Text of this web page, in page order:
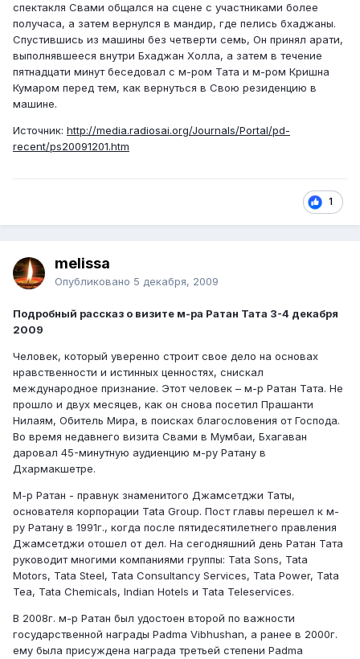
спектакля Свами общался на сцене с участниками более
получаса, а затем вернулся в мандир, где пелись бхаджаны.
Спустившись из машины без четверти семь, Он принял арати,
выполнявшееся внутри Бхаджан Холла, а затем в течение
пятнадцати минут беседовал с м-ром Тата и м-ром Кришна
Кумаром перед тем, как вернуться в Свою резиденцию в
машине.
Источник: http://media.radiosai.org/Journals/Portal/pd-
recent/ps20091201.htm
1
melissa
Опубликовано 5 декабря, 2009
Подробный рассказ о визите м-ра Ратан Тата 3-4 декабря
2009
Человек, который уверенно строит свое дело на основах
нравственности и истинных ценностях, снискал
международное признание. Этот человек – м-р Ратан Тата. Не
прошло и двух месяцев, как он снова посетил Прашанти
Нилаям, Обитель Мира, в поисках благословения от Господа.
Во время недавнего визита Свами в Мумбаи, Бхагаван
даровал 45-минутную аудиенцию м-ру Ратану в
Дхармакшетре.
М-р Ратан - правнук знаменитого Джамсетджи Таты,
основателя корпорации Tata Group. Пост главы перешел к м-
ру Ратану в 1991г., когда после пятидесятилетнего правления
Джамсетджи отошел от дел. На сегодняшний день Ратан Тата
руководит многими компаниями группы: Tata Sons, Tata
Motors, Tata Steel, Tata Consultancy Services, Tata Power, Tata
Tea, Tata Chemicals, Indian Hotels и Tata Teleservices.
В 2008г. м-р Ратан был удостоен второй по важности
государственной награды Padma Vibhushan, а ранее в 2000г.
ему была присуждена награда третьей степени Padma